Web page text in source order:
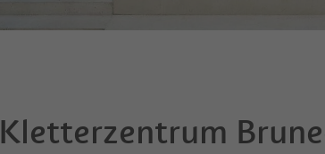
Kletterzentrum